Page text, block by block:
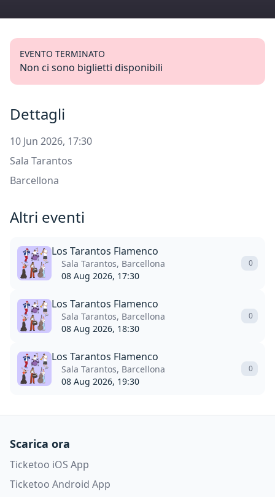
EVENTO TERMINATO
Non ci sono biglietti disponibili
Dettagli
10 Jun 2026, 17:30
Sala Tarantos
Barcellona
Altri eventi
Los Tarantos Flamenco
Sala Tarantos, Barcellona
08 Aug 2026, 17:30
0
Los Tarantos Flamenco
Sala Tarantos, Barcellona
08 Aug 2026, 18:30
0
Los Tarantos Flamenco
Sala Tarantos, Barcellona
08 Aug 2026, 19:30
0
Scarica ora
Ticketoo iOS App
Ticketoo Android App